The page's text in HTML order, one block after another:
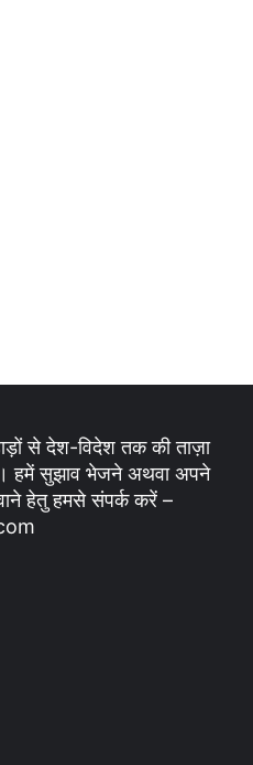
से देश-विदेश तक की ताज़ा
हमें सुझाव भेजने अथवा अपने
हेतु हमसे संपर्क करें –